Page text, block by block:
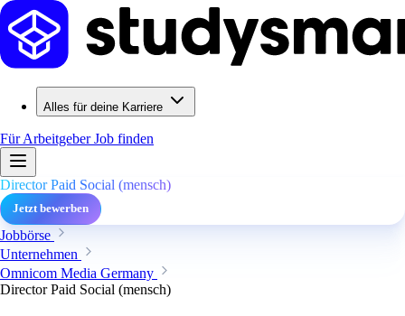
Alles für deine Karriere
Für ArbeitgeberJob finden
Director Paid Social (mensch)
Jetzt bewerben
Jobbörse
Unternehmen
Omnicom Media Germany
Director Paid Social (mensch)